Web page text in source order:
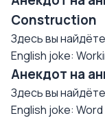
Construction
Здесь вы
English joke:
Анекдот на
Здесь вы
English joke: